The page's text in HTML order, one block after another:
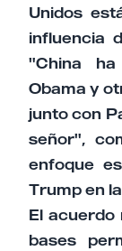
Unidos
influencia
"China ha
Obama y
junto con
señor",
enfoque
Trump en
El
bases